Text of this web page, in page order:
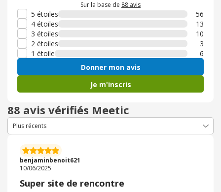
Sur la base de 88 avis
5 étoiles
56
4 étoiles
13
3 étoiles
10
2 étoiles
3
1 étoile
6
Donner mon avis
Je m'inscris
88 avis vérifiés Meetic
benjaminbenoit621
10/06/2025
Super site de rencontre